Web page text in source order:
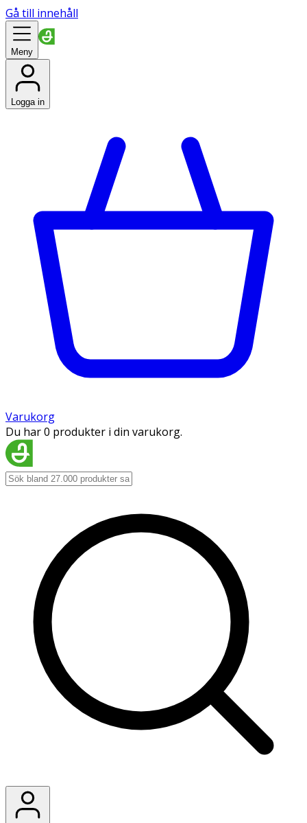
Gå till innehåll
Meny
Logga in
Varukorg
Du har 0 produkter i din varukorg.